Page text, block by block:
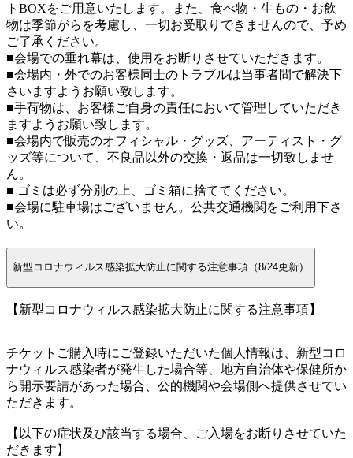
トBOXをご用意いたします。また、食べ物・生もの・お飲
物は季節がらを考慮し、一切お受取りできませんので、予め
ご了承ください。
■会場での垂れ幕は、使用をお断りさせていただきます。
■会場内・外でのお客様同士のトラブルは当事者間で解決下
さいますようお願い致します。
■手荷物は、お客様ご自身の責任において管理していただき
ますようお願い致します。
■会場内で販売のオフィシャル・グッズ、アーティスト・グ
ッズ等について、不良品以外の交換・返品は一切致しませ
ん。
■ ゴミは必ず分別の上、ゴミ箱に捨ててください。
■会場に駐車場はございません。公共交通機関をご利用下さ
い。
新型コロナウィルス感染拡大防止に関する注意事項（8/24更新）
【新型コロナウィルス感染拡大防止に関する注意事項】
チケットご購入時にご登録いただいた個人情報は、新型コロ
ナウィルス感染者が発生した場合等、地方自治体や保健所か
ら開示要請があった場合、公的機関や会場側へ提供させてい
ただきます。
【以下の症状及び該当する場合、ご入場をお断りさせていた
だきます】